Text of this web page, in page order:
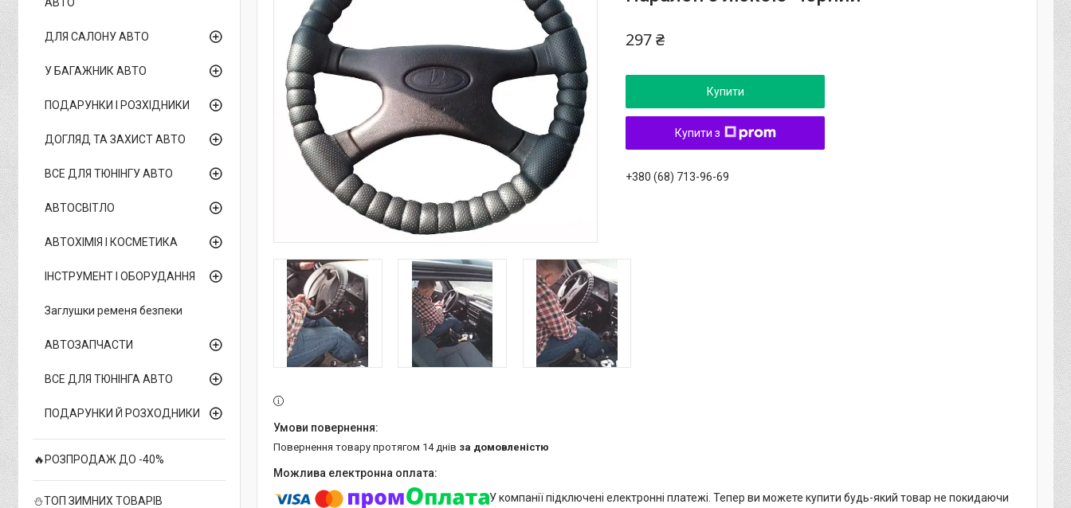
297 ₴
Купити
Купити з
+380 (68) 713-96-69
повернення товару протягом 14 днів за домовленістю
У компанії підключені електронні платежі. Тепер ви можете купити будь-який товар не покидаючи
ДЛЯ САЛОНУ АВТО
У БАГАЖНИК АВТО
ПОДАРУНКИ І РОЗХІДНИКИ
ДОГЛЯД ТА ЗАХИСТ АВТО
ВСЕ ДЛЯ ТЮНІНГУ АВТО
АВТОСВІТЛО
АВТОХІМІЯ І КОСМЕТИКА
ІНСТРУМЕНТ І ОБОРУДАННЯ
Заглушки ременя безпеки
АВТОЗАПЧАСТИ
ВСЕ ДЛЯ ТЮНІНГА АВТО
ПОДАРУНКИ Й РОЗХОДНИКИ
🔥РОЗПРОДАЖ ДО -40%
⛄ТОП ЗИМНИХ ТОВАРІВ